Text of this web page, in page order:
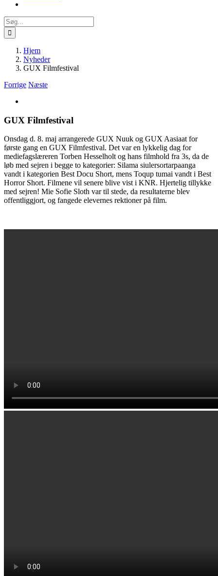
Søg
efter:
Hjem
Nyheder
GUX Filmfestival
Forrige Næste
billede
GUX Filmfestival
Onsdag d. 8. maj arrangerede GUX Nuuk og GUX Aasiaat for
første gang en GUX Filmfestival. Det var en lykkelig dag for
mediefagslæreren Torben Hesselholt og hans filmhold fra 3s, da de
løb med sejren i begge to kategorier: Silama siulersortarpaanga
vandt i kategorien Best Docu Short, mens Toqup tumai vandt i Best
Horror Short. Filmene vil senere blive vist i KNR. Hjertelig tillykke
med sejren! Mie Sofie Sloth var til stede, da resultaterne blev
offentliggjort, og fangede elevernes rektioner på film.